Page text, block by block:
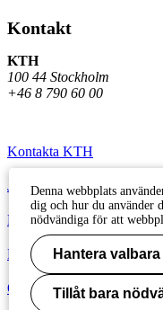
Kontakt
KTH
100 44 Stockholm
+46 8 790 60 00
Kontakta KTH
Jobba på KTH
Press och media
Faktura och betalning KTH
Om KTH:s webbplatser
Denna webbplats
dig och hur du använder
nödvändiga för att
Hantera
Tillåt bara